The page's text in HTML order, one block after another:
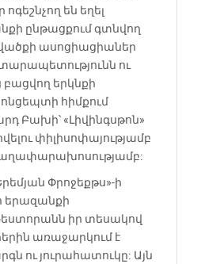
են եղել
ընթացքում գտնվող
ասոցիացիաներ
ու
երկնքի
հիմքում
Բախի՝ «Լիվինգսթոն»
փիլիսոփայությամբ
Փրոջեքթս»-ի
երազանքի
իր տեսակով
առաջարկում է
ու յուրահատուկը: Այն